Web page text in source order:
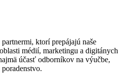
ktorí prepájajú naše
médií, marketingu a digitánych
účasť odborníkov na výučbe,